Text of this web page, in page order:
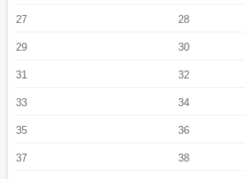
27 28
29 30
31 32
33 34
35 36
37 38